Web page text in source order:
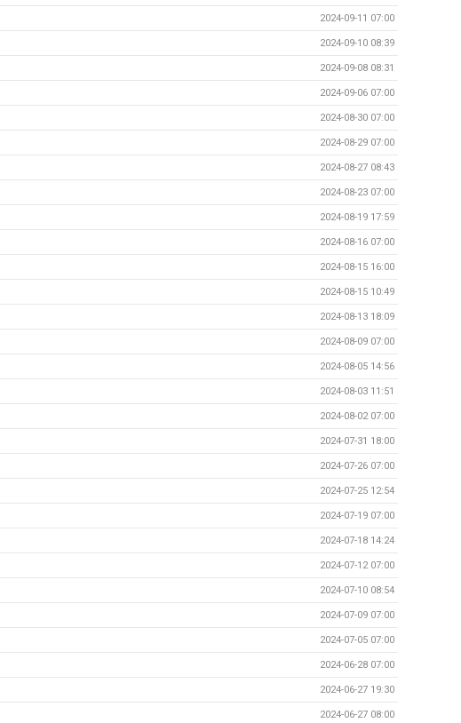
2024-09-11 07:00
2024-09-10 08:39
2024-09-08 08:31
2024-09-06 07:00
2024-08-30 07:00
2024-08-29 07:00
2024-08-27 08:43
2024-08-23 07:00
2024-08-19 17:59
2024-08-16 07:00
2024-08-15 16:00
2024-08-15 10:49
2024-08-13 18:09
2024-08-09 07:00
2024-08-05 14:56
2024-08-03 11:51
2024-08-02 07:00
2024-07-31 18:00
2024-07-26 07:00
2024-07-25 12:54
2024-07-19 07:00
2024-07-18 14:24
2024-07-12 07:00
2024-07-10 08:54
2024-07-09 07:00
2024-07-05 07:00
2024-06-28 07:00
2024-06-27 19:30
2024-06-27 08:00